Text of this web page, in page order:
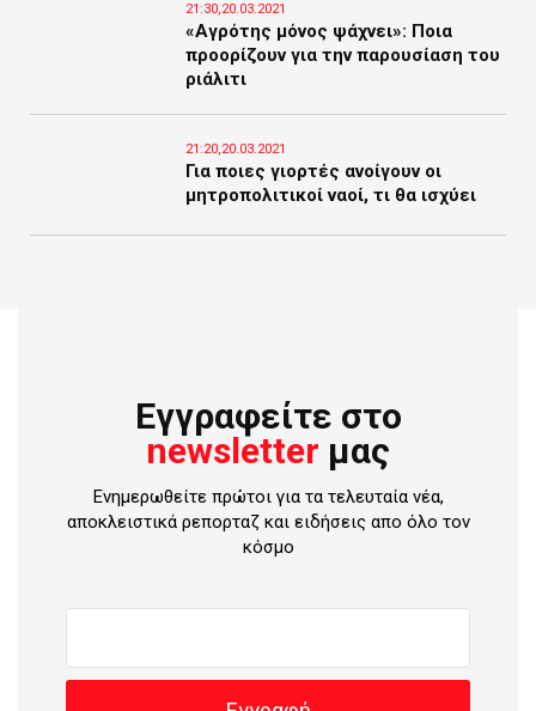
21:30,20.03.2021
«Αγρότης μόνος ψάχνει»: Ποια
προορίζουν για την παρουσίαση του
ριάλιτι
21:20,20.03.2021
Για ποιες γιορτές ανοίγουν οι
μητροπολιτικοί ναοί, τι θα ισχύει
Εγγραφείτε στο
newsletter μας
Ενημερωθείτε πρώτοι για τα τελευταία νέα,
αποκλειστικά ρεπορταζ και ειδήσεις απο όλο τον
κόσμο